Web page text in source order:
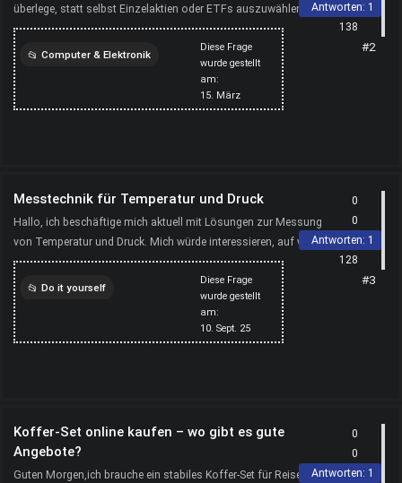
überlege, statt selbst Einzelaktien oder ETFs auszuwählen,
einen digitalen Vermögensverwalter zu nutzen, der mein Ge...
Diese Frage
wurde gestellt
am:
15. März
Computer & Elektronik
Antworten: 1
138
#2
Messtechnik für Temperatur und Druck
Hallo, ich beschäftige mich aktuell mit Lösungen zur Messung
von Temperatur und Druck. Mich würde interessieren, auf welche
Kriterien ihr bei der Auswahl eurer Geräte bes...
Diese Frage
wurde gestellt
am:
10. Sept. 25
Do it yourself
0
0
Antworten: 1
128
#3
Koffer-Set online kaufen – wo gibt es gute
Angebote?
Guten Morgen,ich brauche ein stabiles Koffer-Set für Reisen und
0
0
Antworten: 1